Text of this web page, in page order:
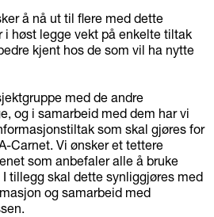
å nå ut til flere med dette
i høst legge vekt på enkelte tiltak
kjent hos de som vil ha nytte
med de andre
og i samarbeid med dem har vi
som skal gjøres for
Carnet. Vi ønsker et tettere
som anbefaler alle å bruke
tillegg skal dette synliggjøres med
og samarbeid med